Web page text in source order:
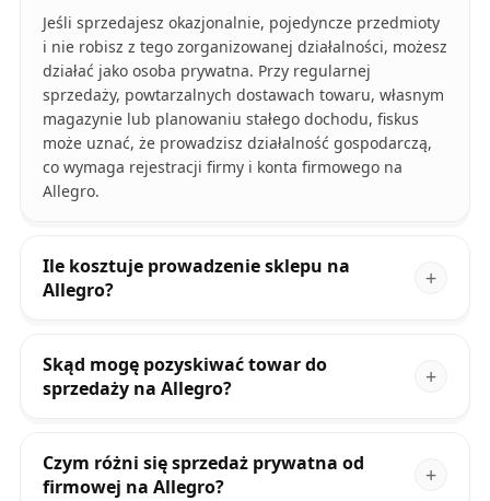
Jeśli sprzedajesz okazjonalnie, pojedyncze przedmioty
i nie robisz z tego zorganizowanej działalności, możesz
działać jako osoba prywatna. Przy regularnej
sprzedaży, powtarzalnych dostawach towaru, własnym
magazynie lub planowaniu stałego dochodu, fiskus
może uznać, że prowadzisz działalność gospodarczą,
co wymaga rejestracji firmy i konta firmowego na
Allegro.
Ile kosztuje prowadzenie sklepu na
Allegro?
Skąd mogę pozyskiwać towar do
sprzedaży na Allegro?
Czym różni się sprzedaż prywatna od
firmowej na Allegro?